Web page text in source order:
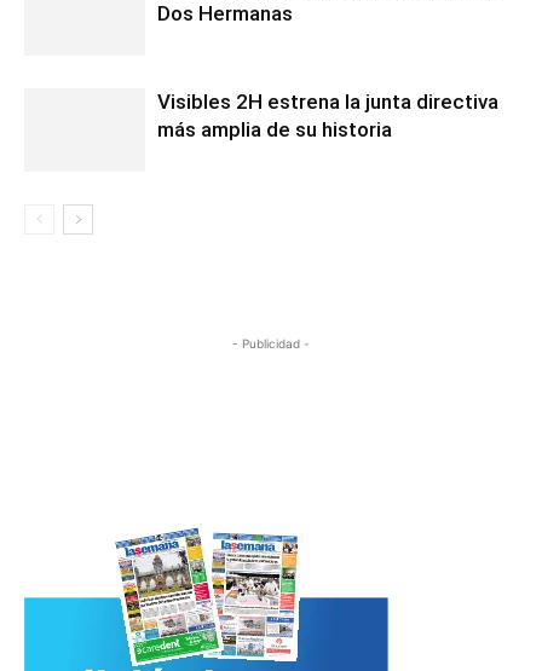
Dos Hermanas
Visibles 2H estrena la junta directiva
más amplia de su historia
- Publicidad -